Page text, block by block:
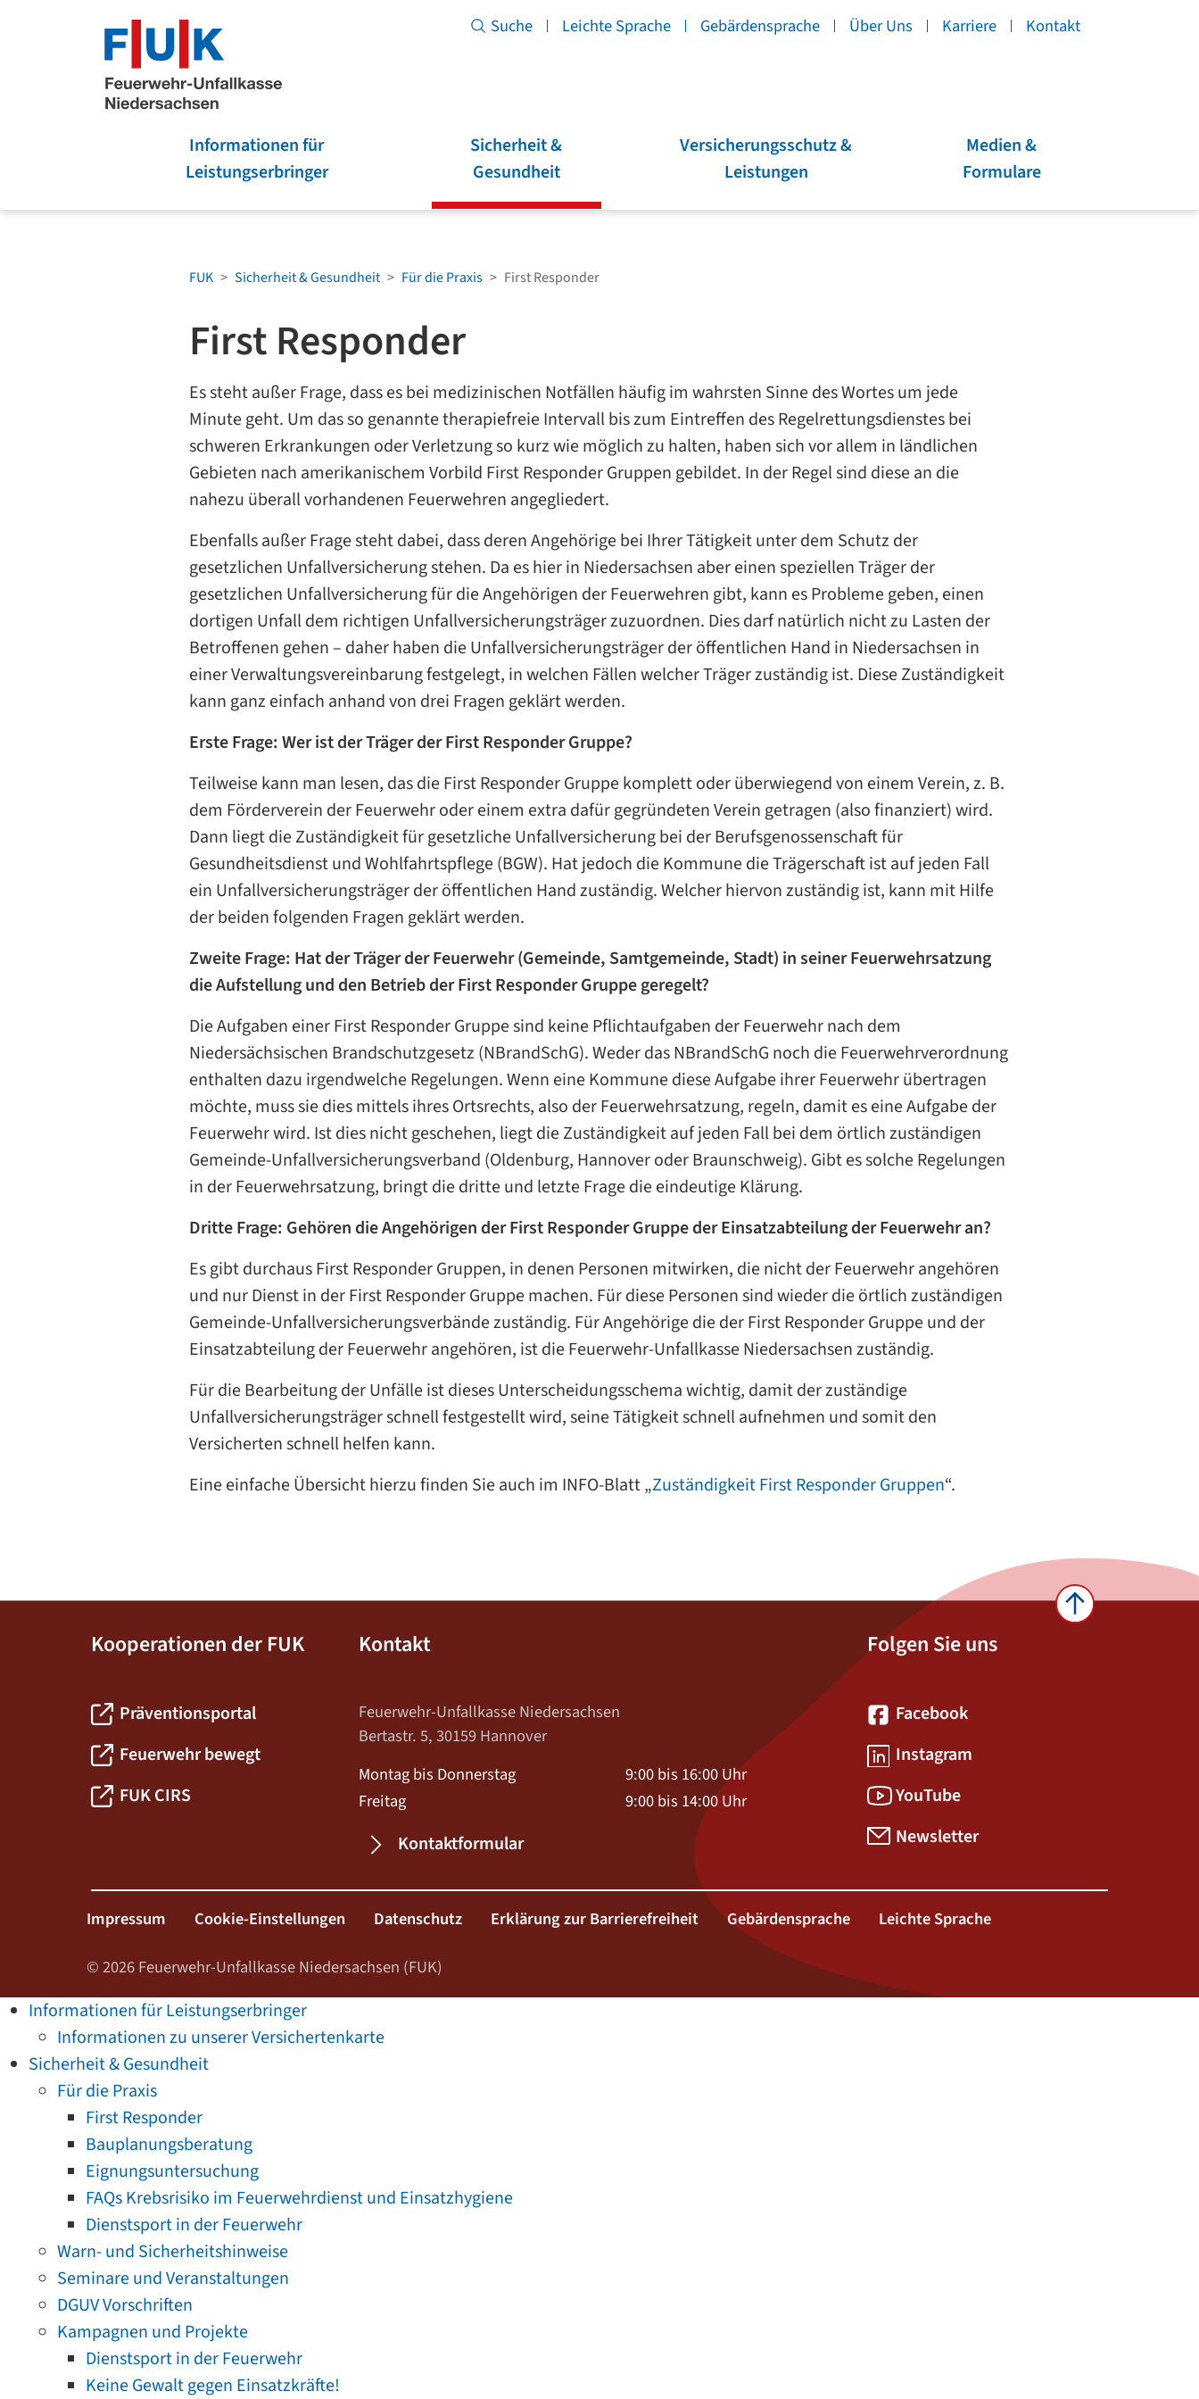
Zum Menü springen Suche Leichte Sprache Gebärdensprache Über Uns Karriere Kontakt
Informationen für
Leistungserbringer
Sicherheit &
Gesundheit
Versicherungsschutz &
Leistungen
Medien &
Formulare
FUK Sicherheit & Gesundheit Für die Praxis First Responder
First Responder
Es steht außer Frage, dass es bei medizinischen Notfällen häufig im wahrsten Sinne des Wortes um jede
Minute geht. Um das so genannte therapiefreie Intervall bis zum Eintreffen des Regelrettungsdienstes bei
schweren Erkrankungen oder Verletzung so kurz wie möglich zu halten, haben sich vor allem in ländlichen
Gebieten nach amerikanischem Vorbild First Responder Gruppen gebildet. In der Regel sind diese an die
nahezu überall vorhandenen Feuerwehren angegliedert.
Ebenfalls außer Frage steht dabei, dass deren Angehörige bei Ihrer Tätigkeit unter dem Schutz der
gesetzlichen Unfallversicherung stehen. Da es hier in Niedersachsen aber einen speziellen Träger der
gesetzlichen Unfallversicherung für die Angehörigen der Feuerwehren gibt, kann es Probleme geben, einen
dortigen Unfall dem richtigen Unfallversicherungsträger zuzuordnen. Dies darf natürlich nicht zu Lasten der
Betroffenen gehen – daher haben die Unfallversicherungsträger der öffentlichen Hand in Niedersachsen in
einer Verwaltungsvereinbarung festgelegt, in welchen Fällen welcher Träger zuständig ist. Diese Zuständigkeit
kann ganz einfach anhand von drei Fragen geklärt werden.
Erste Frage: Wer ist der Träger der First Responder Gruppe?
Teilweise kann man lesen, das die First Responder Gruppe komplett oder überwiegend von einem Verein, z. B.
dem Förderverein der Feuerwehr oder einem extra dafür gegründeten Verein getragen (also finanziert) wird.
Dann liegt die Zuständigkeit für gesetzliche Unfallversicherung bei der Berufsgenossenschaft für
Gesundheitsdienst und Wohlfahrtspflege (BGW). Hat jedoch die Kommune die Trägerschaft ist auf jeden Fall
ein Unfallversicherungsträger der öffentlichen Hand zuständig. Welcher hiervon zuständig ist, kann mit Hilfe
der beiden folgenden Fragen geklärt werden.
Zweite Frage: Hat der Träger der Feuerwehr (Gemeinde, Samtgemeinde, Stadt) in seiner Feuerwehrsatzung
die Aufstellung und den Betrieb der First Responder Gruppe geregelt?
Die Aufgaben einer First Responder Gruppe sind keine Pflichtaufgaben der Feuerwehr nach dem
Niedersächsischen Brandschutzgesetz (NBrandSchG). Weder das NBrandSchG noch die Feuerwehrverordnung
enthalten dazu irgendwelche Regelungen. Wenn eine Kommune diese Aufgabe ihrer Feuerwehr übertragen
möchte, muss sie dies mittels ihres Ortsrechts, also der Feuerwehrsatzung, regeln, damit es eine Aufgabe der
Feuerwehr wird. Ist dies nicht geschehen, liegt die Zuständigkeit auf jeden Fall bei dem örtlich zuständigen
Gemeinde-Unfallversicherungsverband (Oldenburg, Hannover oder Braunschweig). Gibt es solche Regelungen
in der Feuerwehrsatzung, bringt die dritte und letzte Frage die eindeutige Klärung.
Dritte Frage: Gehören die Angehörigen der First Responder Gruppe der Einsatzabteilung der Feuerwehr an?
Es gibt durchaus First Responder Gruppen, in denen Personen mitwirken, die nicht der Feuerwehr angehören
und nur Dienst in der First Responder Gruppe machen. Für diese Personen sind wieder die örtlich zuständigen
Gemeinde-Unfallversicherungsverbände zuständig. Für Angehörige die der First Responder Gruppe und der
Einsatzabteilung der Feuerwehr angehören, ist die Feuerwehr-Unfallkasse Niedersachsen zuständig.
Für die Bearbeitung der Unfälle ist dieses Unterscheidungsschema wichtig, damit der zuständige
Unfallversicherungsträger schnell festgestellt wird, seine Tätigkeit schnell aufnehmen und somit den
Versicherten schnell helfen kann.
Eine einfache Übersicht hierzu finden Sie auch im INFO-Blatt „Zuständigkeit First Responder Gruppen“.
Kooperationen der FUK
Präventionsportal
Feuerwehr bewegt
FUK CIRS
Kontakt
Feuerwehr-Unfallkasse Niedersachsen
Bertastr. 5, 30159 Hannover
Montag bis Donnerstag
9:00 bis 16:00 Uhr
Freitag
9:00 bis 14:00 Uhr
Kontaktformular
Folgen Sie uns
Facebook
Instagram
YouTube
Newsletter
Impressum Cookie-Einstellungen Datenschutz Erklärung zur Barrierefreiheit Gebärdensprache Leichte Sprache
© 2026 Feuerwehr-Unfallkasse Niedersachsen (FUK)
Informationen für Leistungserbringer
Informationen zu unserer Versichertenkarte
Sicherheit & Gesundheit
Für die Praxis
First Responder
Bauplanungsberatung
Eignungsuntersuchung
FAQs Krebsrisiko im Feuerwehrdienst und Einsatzhygiene
Dienstsport in der Feuerwehr
Warn- und Sicherheitshinweise
Seminare und Veranstaltungen
DGUV Vorschriften
Kampagnen und Projekte
Dienstsport in der Feuerwehr
Keine Gewalt gegen Einsatzkräfte!